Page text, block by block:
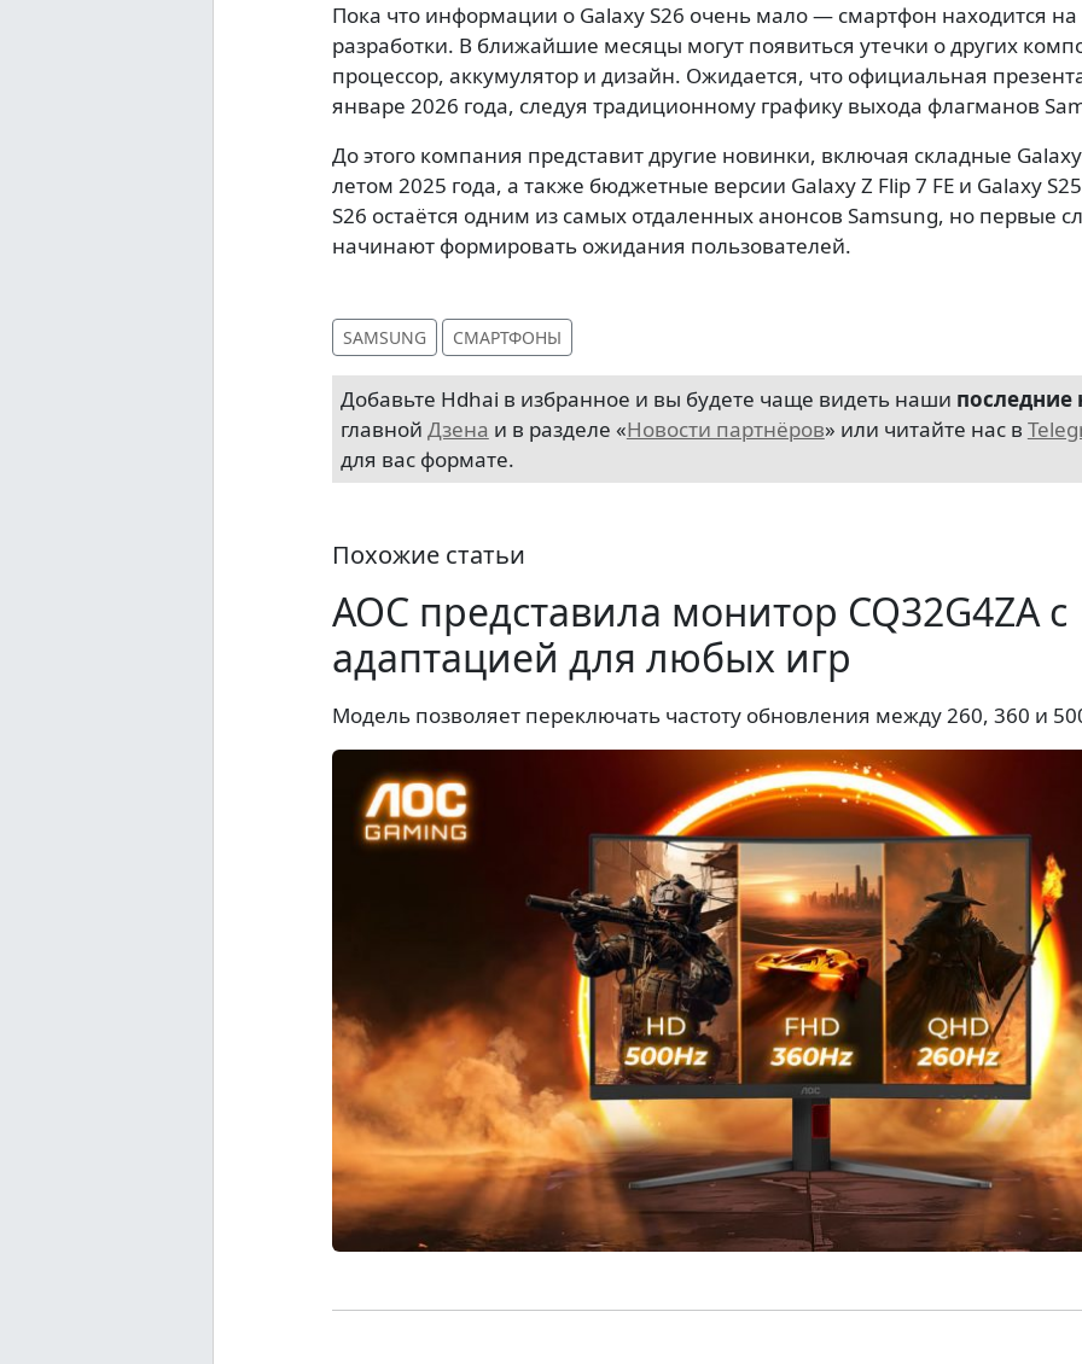
Пока что информации о Galaxy S26 очень мало — смартфон находится
разработки. В ближайшие месяцы могут появиться утечки о других
процессор, аккумулятор и дизайн. Ожидается, что официальная
январе 2026 года, следуя традиционному графику выхода флагманов
До этого компания представит другие новинки, включая складные Galaxy
летом 2025 года, а также бюджетные версии Galaxy Z Flip 7 FE и Galaxy
S26 остаётся одним из самых отдаленных анонсов Samsung, но первые
начинают формировать ожидания пользователей.
SAMSUNG СМАРТФОНЫ
Добавьте Hdhai в избранное и вы будете чаще видеть наши последние
главной Дзена и в разделе «Новости партнёров» или читайте нас в
для вас формате.
Похожие статьи
AOC представила монитор CQ32G4ZA с
адаптацией для любых игр
Модель позволяет переключать частоту обновления между 260, 360 и